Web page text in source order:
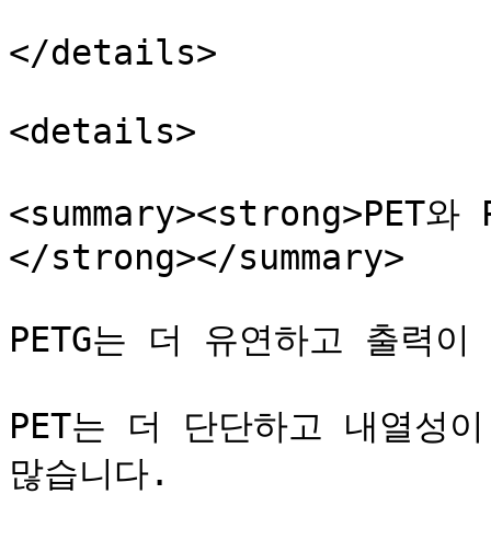
</details>
<details>
<summary><strong>PET와
</strong></summary>
PETG는 더 유연하고 출력
PET는 더 단단하고 내열성
많습니다.